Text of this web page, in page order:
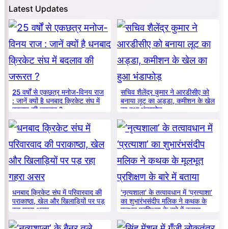
Latest Updates
25 वर्षों से एकछत्र मनोज-विनय राज
: जानें क्यों है धनबाद क्रिकेट संघ में
बदलाव की जरूरत ?
सचिव शैलेंद्र कुमार ने आरडीसीए को
बनाया लूट का अड्डा, कमीशन के खेल
का हुआ भंडाफोड़
धनबाद क्रिकेट संघ में परिवारवाद की
पराकाष्ठा, खेल और खिलाड़ियों पर पड़
रहा गहरा असर
‘नृत्यशाला’ के तत्वावधान में ‘प्रत्याशा’
का शुभारंभसंदीप मलिक ने कथक के
मूलभूत प्रशिक्षण के बारे में बताया